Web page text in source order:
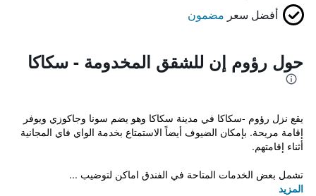
أفضل سعر مضمون
حول رؤوم إن للشقق المخدومة - سكاكا
يقع نزل رؤوم -سكاكا في مدينة سكاكا وهو يضم سونا وجاكوزي ويوفر
إقامة مريحة. بإمكان الضيوف أيضاً الاستمتاع بخدمة الواي فاي المجانية
أثناء إقامتهم.
تشمل بعض الخدمات المتاحة في الفندق اماكن لتوضيب ...
المزيد